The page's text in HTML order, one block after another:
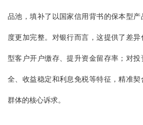
品池，填补了以国家信用背书的保本型
度更加完整。对银行而言，这提供了差
型客户开户缴存、提升资金留存率；对
全、收益稳定和利息免税等特征，精准
群体的核心诉求。